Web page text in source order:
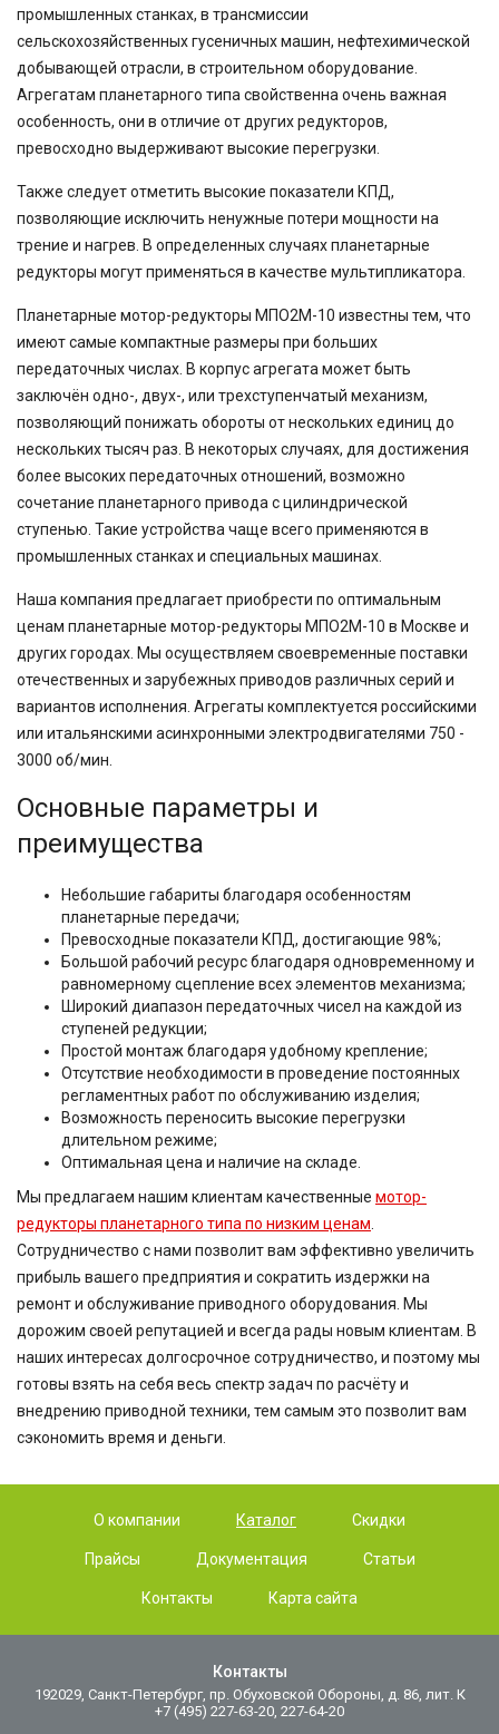
промышленных станках, в трансмиссии
сельскохозяйственных гусеничных машин, нефтехимической
добывающей отрасли, в строительном оборудование.
Агрегатам планетарного типа свойственна очень важная
особенность, они в отличие от других редукторов,
превосходно выдерживают высокие перегрузки.
Также следует отметить высокие показатели КПД,
позволяющие исключить ненужные потери мощности на
трение и нагрев. В определенных случаях планетарные
редукторы могут применяться в качестве мультипликатора.
Планетарные мотор-редукторы МПО2М-10 известны тем, что
имеют самые компактные размеры при больших
передаточных числах. В корпус агрегата может быть
заключён одно-, двух-, или трехступенчатый механизм,
позволяющий понижать обороты от нескольких единиц до
нескольких тысяч раз. В некоторых случаях, для достижения
более высоких передаточных отношений, возможно
сочетание планетарного привода с цилиндрической
ступенью. Такие устройства чаще всего применяются в
промышленных станках и специальных машинах.
Наша компания предлагает приобрести по оптимальным
ценам планетарные мотор-редукторы МПО2М-10 в Москве и
других городах. Мы осуществляем своевременные поставки
отечественных и зарубежных приводов различных серий и
вариантов исполнения. Агрегаты комплектуется российскими
или итальянскими асинхронными электродвигателями 750 -
3000 об/мин.
Основные параметры и
преимущества
Небольшие габариты благодаря особенностям
планетарные передачи;
Превосходные показатели КПД, достигающие 98%;
Большой рабочий ресурс благодаря одновременному и
равномерному сцепление всех элементов механизма;
Широкий диапазон передаточных чисел на каждой из
ступеней редукции;
Простой монтаж благодаря удобному крепление;
Отсутствие необходимости в проведение постоянных
регламентных работ по обслуживанию изделия;
Возможность переносить высокие перегрузки
длительном режиме;
Оптимальная цена и наличие на складе.
Мы предлагаем нашим клиентам качественные мотор-
редукторы планетарного типа по низким ценам
Сотрудничество с нами позволит вам эффективно увеличить
прибыль вашего предприятия и сократить издержки на
ремонт и обслуживание приводного оборудования. Мы
дорожим своей репутацией и всегда рады новым клиентам. В
наших интересах долгосрочное сотрудничество, и поэтому мы
готовы взять на себя весь спектр задач по расчёту и
внедрению приводной техники, тем самым это позволит вам
сэкономить время и деньги.
О компании Каталог Скидки
Прайсы Документация Статьи
Контакты Карта сайта
Контакты
192029, Санкт-Петербург, пр. Обуховской Обороны, д. 86, лит. К
+7 (495) 227-63-20, 227-64-20